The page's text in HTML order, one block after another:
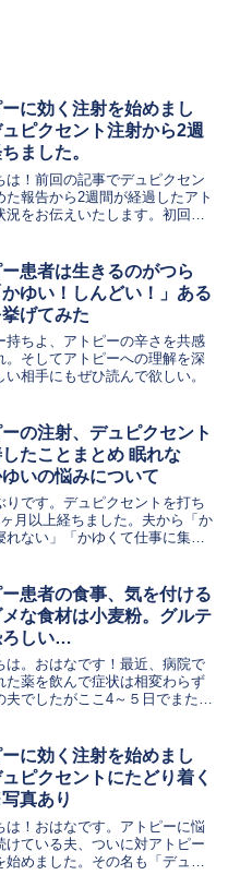
に効く注射を始めまし
ピクセント注射から2週
ました。
は！前回の記事でデュピクセン
た報告から2週間が経過したアト
況をお伝えいたします。初回の
初日から看護師さんに見守られ
内で自己注...
患者は生きるのがつら
ゆい！しんどい！」ある
げてみた
持ちよ、アトピーの辛さを共感
。そしてアトピーへの理解を深
い相手にもぜひ読んで欲しい。
の注射、デュピクセント
たことまとめ 眠れな
いの悩みについて
りです。デュピクセントを打ち
月以上経ちました。夫から「か
れない」「かゆくて仕事に集中
効果はしっかりと出ています。
、夫は重度のア...
患者の食事、気を付ける
な食材は小麦粉。グルテ
ろしい…
は。おはなです！最近、病院で
た薬を飲んで症状は相変わらず
夫でしたがここ4～５日でまたま
くなったのか生活の中で、特に
ことはしてない...
に効く注射を始めまし
ピクセントにたどり着く
真あり
は！おはなです。アトピーに悩
けている夫、ついに対アトピー
始めました。その名も「デュピ